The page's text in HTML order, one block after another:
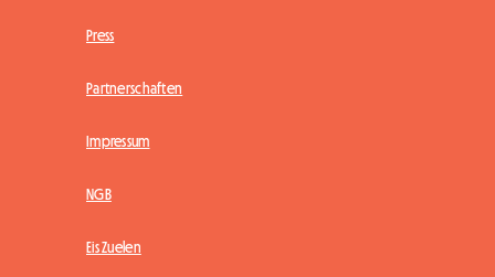
Press
Partnerschaften
Impressum
NGB
Eis Zuelen